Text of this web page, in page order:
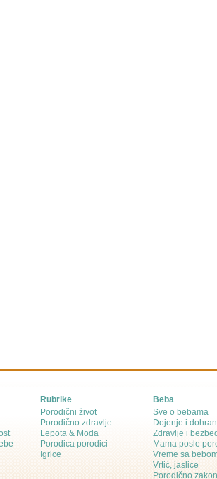
Rubrike
Porodični život
Porodično zdravlje
Lepota & Moda
Porodica porodici
Igrice
Beba
Sve o bebama
Dojenje i
Zdravlje i
Mama posle
Vreme sa
Vrtić, jaslice
Porodično